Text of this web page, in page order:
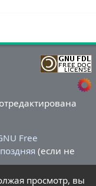
Free
(если не
просмотр, вы